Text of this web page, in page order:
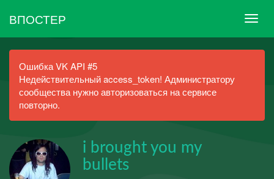
ВПОСТЕР
Ошибка VK API #5
Недействительный access_token! Администратору
сообщества нужно авторизоваться на сервисе
повторно.
i brought you my
bullets